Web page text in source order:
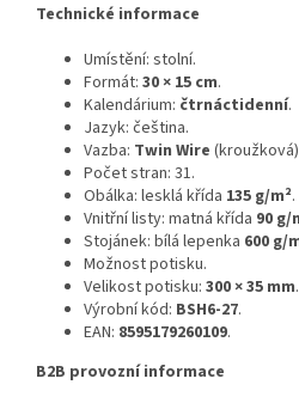
Technické informace
Umístění: stolní.
Formát: 30 × 15 cm.
Kalendárium: čtrnáctidenní.
Jazyk: čeština.
Vazba: Twin Wire
Počet stran: 31.
Obálka: lesklá křída 135 g/m².
Vnitřní listy: matná křída 90 g/
Stojánek: bílá lepenka 600 g/
Možnost potisku.
Velikost potisku: 300 × 35 mm.
Výrobní kód: BSH6-27.
EAN: 8595179260109.
B2B provozní informace